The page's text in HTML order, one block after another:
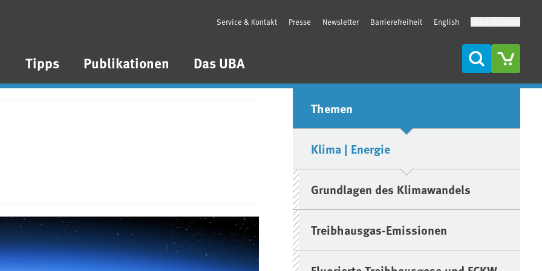
Tipps Publikationen Das UBA
Service & Kontakt Presse Newsletter Barrierefreiheit English
Suche
Seitenleiste
Themen
Klima | Energie
Grundlagen des Klimawandels
Treibhausgas-Emissionen